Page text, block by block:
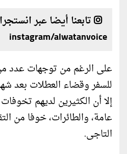
تابعنا أيضا عبر
instagram/alwatanvoice
على الرغم من توجهات عدد
للسفر وقضاء العطلات بعد
إلا أن الكثيرين لديهم
عامة، والطائرات، خوفا من
التاجى.